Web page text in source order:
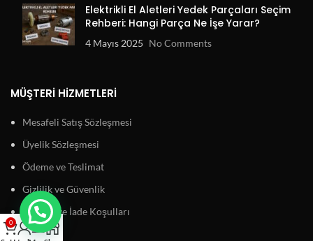
Elektrikli El Aletleri Yedek Parçaları Seçim
Rehberi: Hangi Parça Ne İşe Yarar?
4 Mayıs 2025 No Comments
MÜŞTERI HIZMETLERI
Mesafeli Satış Sözleşmesi
Üyelik Sözleşmesi
Ödeme ve Teslimat
Gizlilik ve Güvenlik
Garanti ve İade Koşulları
0